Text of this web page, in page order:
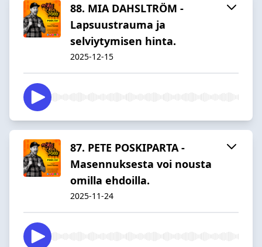
88. MIA DAHSLTRÖM -
Lapsuustrauma ja
selviytymisen hinta.
2025-12-15
87. PETE POSKIPARTA -
Masennuksesta voi nousta
omilla ehdoilla.
2025-11-24